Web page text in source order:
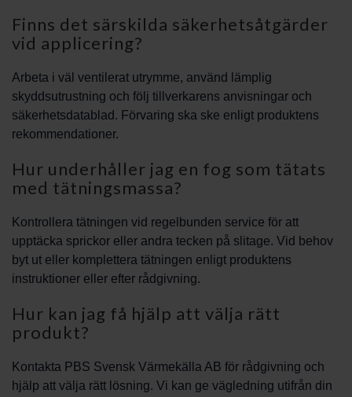
Finns det särskilda säkerhetsåtgärder
vid applicering?
Arbeta i väl ventilerat utrymme, använd lämplig
skyddsutrustning och följ tillverkarens anvisningar och
säkerhetsdatablad. Förvaring ska ske enligt produktens
rekommendationer.
Hur underhåller jag en fog som tätats
med tätningsmassa?
Kontrollera tätningen vid regelbunden service för att
upptäcka sprickor eller andra tecken på slitage. Vid behov
byt ut eller komplettera tätningen enligt produktens
instruktioner eller efter rådgivning.
Hur kan jag få hjälp att välja rätt
produkt?
Kontakta PBS Svensk Värmekälla AB för rådgivning och
hjälp att välja rätt lösning. Vi kan ge vägledning utifrån din